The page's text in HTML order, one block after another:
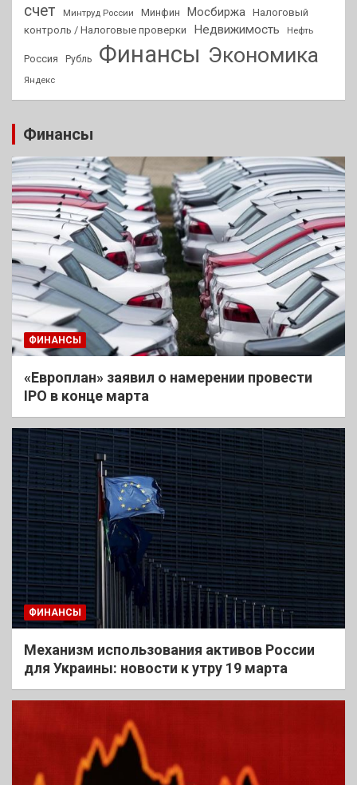
счет
Минтруд России Минфин Мосбиржа Налоговый
контроль / Налоговые проверки
Недвижимость Нефть
Россия Рубль Финансы Экономика
Яндекс
Финансы
ФИНАНСЫ
«Европлан» заявил о намерении провести
IPO в конце марта
ФИНАНСЫ
Механизм использования активов России
для Украины: новости к утру 19 марта